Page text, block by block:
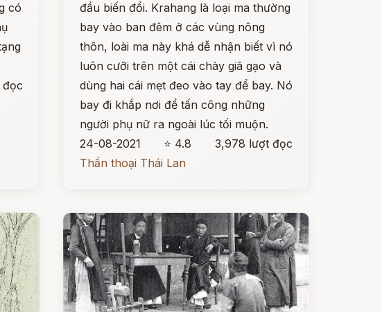
có
đầu biến đổi. Krahang là loại ma thường
bay vào ban đêm ở các vùng nông
thôn, loài ma này khá dễ nhận biết vì nó
luôn cưỡi trên một cái chày giã gạo và
dùng hai cái mẹt đeo vào tay để bay. Nó
bay đi khắp nơi để tấn công những
người phụ nữ ra ngoài lúc tối muộn.
24-08-2021
⭐ 4.8
3,978 lượt đọc
Thần thoại Thái Lan